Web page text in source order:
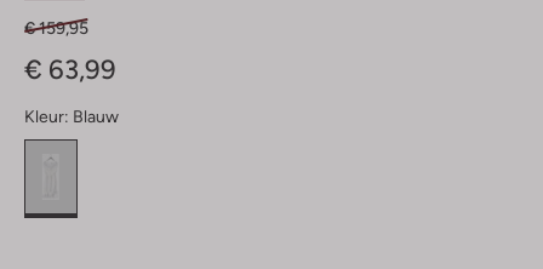
€ 159,95
€ 63,99
Kleur: Blauw